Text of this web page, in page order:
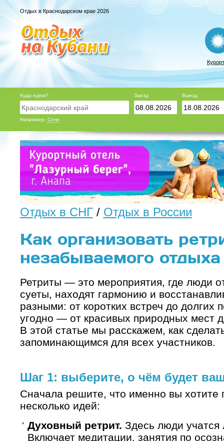
Отдых в Краснодарском крае 2026
Куда едем?
Например: Сочи
Заезд Выезд
Отдых в СНГ/ Отдых в России
Как организовать
незабываемого отдыха
Ретриты — это мероприятия, где люди
суеты, находят гармонию и
разными: от коротких встреч до долгих
угодно — от красивых природных мест
В этой статье мы расскажем, как
запоминающимся для всех участников.
Шаг 1: выберите, о чём будет
Сначала решите, что именно вы хотите
несколько идей:
Духовный ретрит. Здесь люди
Включает медитации, занятия по